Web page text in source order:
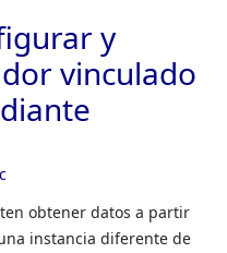
y
vinculado
obtener datos a partir
instancia diferente de